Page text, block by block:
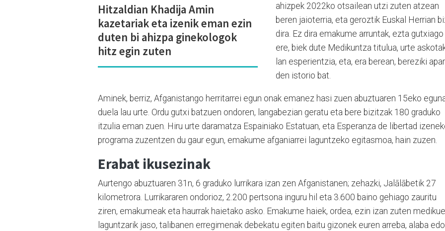
Hitzaldian Khadija Amin
kazetariak eta izenik eman ezin
duten bi ahizpa ginekologok
hitz egin zuten
ahizpek 2022ko otsailean utzi zuten atzean
beren jaioterria, eta geroztik Euskal Herrian
dira. Ez dira emakume arruntak, ezta gutxiago
ere, biek dute Medikuntza titulua, urte
lan esperientzia, eta, era berean, bereziki
den istorio bat.
Aminek, berriz, Afganistango herritarrei egun onak emanez hasi zuen abuztuaren 15eko
duela lau urte. Ordu gutxi batzuen ondoren, langabezian geratu eta bere bizitzak 180 graduko
itzulia eman zuen. Hiru urte daramatza Espainiako Estatuan, eta Esperanza de libertad
programa zuzentzen du gaur egun, emakume afganiarrei laguntzeko egitasmoa, hain zuzen.
Erabat ikusezinak
Aurtengo abuztuaren 31n, 6 graduko lurrikara izan zen Afganistanen; zehazki, Jalālābеtik 27
kilometrora. Lurrikararen ondorioz, 2.200 pertsona inguru hil eta 3.600 baino gehiago zauritu
ziren, emakumeak eta haurrak haietako asko. Emakume haiek, ordea, ezin izan zuten
laguntzarik jaso, talibanen erregimenak debekatu egiten baitu gizonek euren arreba, alaba edo